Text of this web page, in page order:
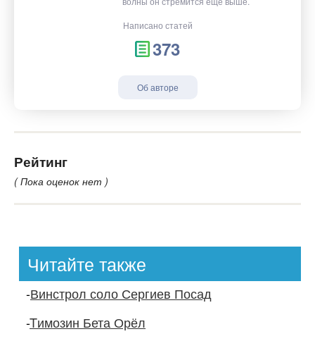
Написано статей
373
Об авторе
Рейтинг
( Пока оценок нет )
Читайте также
-Винстрол соло Сергиев Посад
-Tимозин Бета Орёл